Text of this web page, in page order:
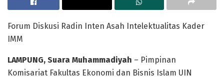
Forum Diskusi Radin Inten Asah Intelektualitas Kader
IMM
LAMPUNG, Suara Muhammadiyah – Pimpinan
Komisariat Fakultas Ekonomi dan Bisnis Islam UIN